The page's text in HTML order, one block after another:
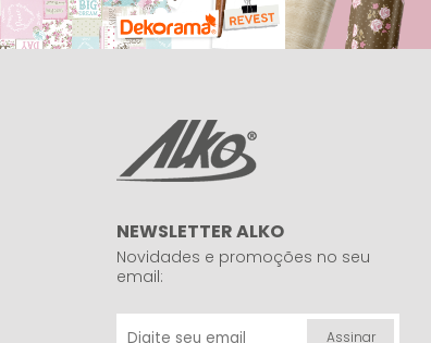
NEWSLETTER ALKO
Novidades e promoções no seu
email:
Assinar